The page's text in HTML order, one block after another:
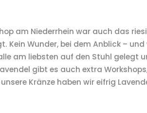
am Niederrhein war auch das
Kein Wunder, bei dem Anblick –
am liebsten auf den Stuhl gelegt
gibt es auch extra
Kränze haben wir eifrig